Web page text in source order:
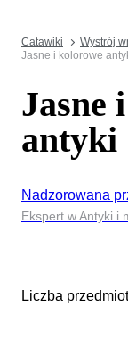
Catawiki Wystrój
Jasne i kolorowe
Jasne
antyki
Nadzorowana
Ekspert w Antyki i
Liczba